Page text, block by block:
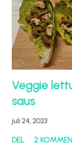
Veggie
saus
juli 24, 2023
DEL 2